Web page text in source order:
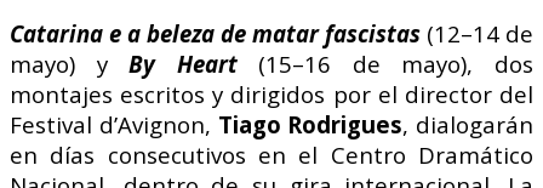
Catarina e a beleza de matar fascistas (12–14 de
mayo) yBy Heart(15–16 de mayo), dos
montajes escritos y dirigidos por el director del
Festival d’Avignon, Tiago Rodrigues, dialogarán
en días consecutivos en el Centro Dramático